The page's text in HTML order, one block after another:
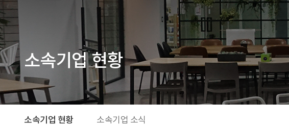
소속기업 현황
소속기업 현황 소속기업 소식